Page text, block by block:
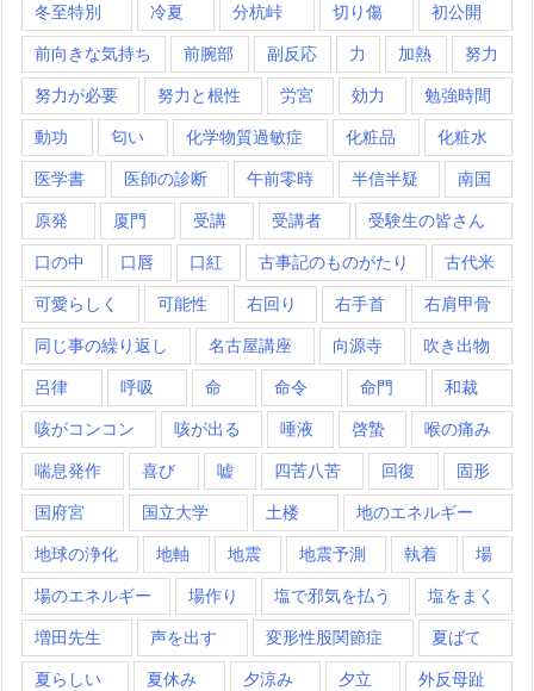
冬至特別 冷夏 分杭峠 切り傷 初公開
前向きな気持ち 前腕部 副反応 力 加熱 努力
努力が必要 努力と根性 労宮 効力 勉強時間
動功 匂い 化学物質過敏症 化粧品 化粧水
医学書 医師の診断 午前零時 半信半疑 南国
原発 厦門 受講 受講者 受験生の皆さん
口の中 口唇 口紅 古事記のものがたり 古代米
可愛らしく 可能性 右回り 右手首 右肩甲骨
同じ事の繰り返し 名古屋講座 向源寺 吹き出物
呂律 呼吸 命 命令 命門 和裁
咳がコンコン 咳が出る 唾液 啓蟄 喉の痛み
喘息発作 喜び 嘘 四苦八苦 回復 固形
国府宮 国立大学 土楼 地のエネルギー
地球の浄化 地軸 地震 地震予測 執着 場
場のエネルギー 場作り 塩で邪気を払う 塩をまく
増田先生 声を出す 変形性股関節症 夏ばて
夏らしい 夏休み 夕涼み 夕立 外反母趾